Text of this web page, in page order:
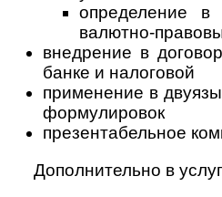
определение в
валютно-
внедрение в
банке и налоговой
применение в
формулировок
презентабельное
Дополнительно в